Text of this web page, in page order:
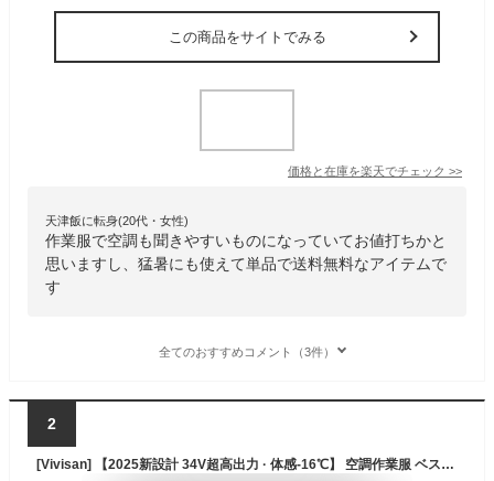
この商品をサイトでみる
価格と在庫を楽天でチェック >>
天津飯に転身(20代・女性)
作業服で空調も聞きやすいものになっていてお値打ちかと
思いますし、猛暑にも使えて単品で送料無料なアイテムで
す
全てのおすすめコメント（3件）
2
[Vivisan] 【2025新設計 34V超高出力 · 体感-16℃】 空調作業服 ベスト ファン付き作業服 日本製ブラシレスDCモーター 16~34V出力 暴風ファン 強力 風量200%UP ファン付きベスト 冷却服 UVカット 40000mAhバッテリー 熱中症対策 (JP, アルファベット, L, グレー（迷彩柄）)